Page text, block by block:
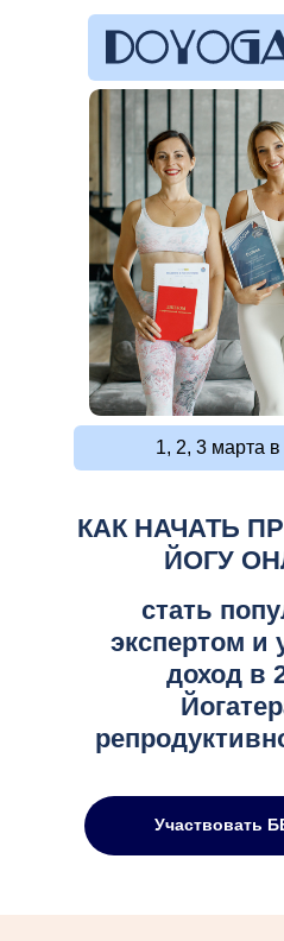
1, 2, 3 марта
Участвовать
КАК НАЧАТЬ
ЙОГУ
стать
экспертом и
доход в